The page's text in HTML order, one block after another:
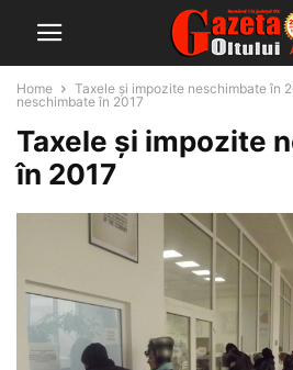
Home Taxele și impozite neschimbate în
neschimbate în 2017
Taxele și impozite
în 2017